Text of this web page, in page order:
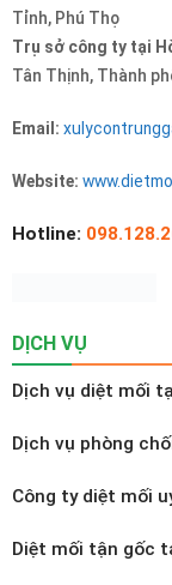
Tỉnh, Phú Thọ
Trụ sở công ty tại
Tân Thịnh, Thành
Email:
Website:
Hotline:
DỊCH VỤ
Dịch vụ diệt mối
Dịch vụ phòng
Công ty diệt mối
Diệt mối tận gốc